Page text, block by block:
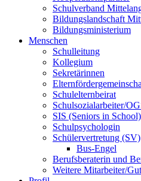
Schulverband
Bildungslandschaft
Bildungsministerium
Menschen
Schulleitung
Kollegium
Sekretärinnen
Schulelternbeirat
Schulsozialarbeiter/
SIS (Seniors in School)
Schulpsychologin
Schülervertretung (SV)
Bus-Engel
Berufsberaterin und
Weitere Mitarbeiter/